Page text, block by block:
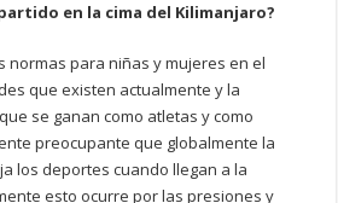
en la cima del Kilimanjaro?
normas para niñas y mujeres en el
que existen actualmente y la
se ganan como atletas y como
preocupante que globalmente la
los deportes cuando llegan a la
esto ocurre por las presiones y